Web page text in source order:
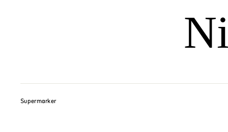
Supermarker